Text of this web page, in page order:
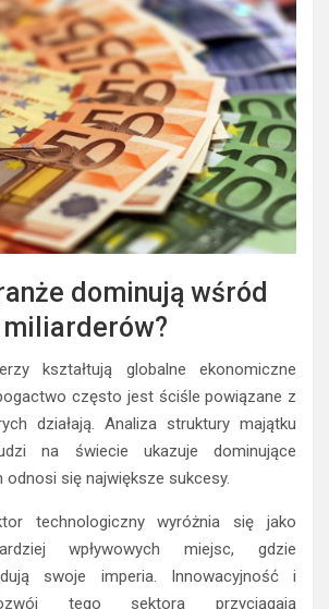
dominują wśród
miliarderów?
kształtują globalne ekonomiczne
często jest ściśle powiązane z
działają. Analiza struktury majątku
na świecie ukazuje dominujące
odnosi się największe sukcesy.
technologiczny wyróżnia się jako
wpływowych miejsc, gdzie
swoje imperia. Innowacyjność i
tego sektora przyciągają